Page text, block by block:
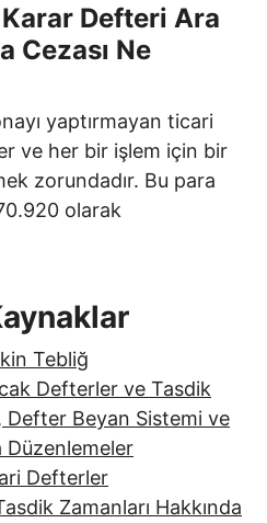
Defteri Ara
Cezası Ne
yaptırmayan ticari
ve her bir işlem için bir
zorundadır. Bu para
olarak
Tebliğ
Defterler ve Tasdik
Defter Beyan Sistemi ve
Düzenlemeler
Defterler
Zamanları Hakkında